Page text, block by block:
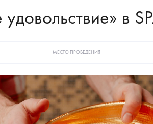
в
МЕСТО ПРОВЕДЕНИЯ